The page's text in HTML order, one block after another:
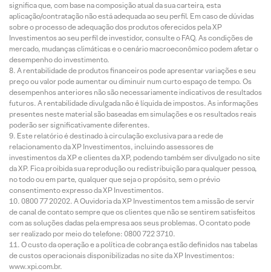
significa que, com base na composição atual da sua carteira, esta
aplicação/contratação não está adequada ao seu perfil. Em caso de dúvidas
sobre o processo de adequação dos produtos oferecidos pela XP
Investimentos ao seu perfil de investidor, consulte o FAQ. As condições de
mercado, mudanças climáticas e o cenário macroeconômico podem afetar o
desempenho do investimento.
A rentabilidade de produtos financeiros pode apresentar variações e seu
preço ou valor pode aumentar ou diminuir num curto espaço de tempo. Os
desempenhos anteriores não são necessariamente indicativos de resultados
futuros. A rentabilidade divulgada não é líquida de impostos. As informações
presentes neste material são baseadas em simulações e os resultados reais
poderão ser significativamente diferentes.
Este relatório é destinado à circulação exclusiva para a rede de
relacionamento da XP Investimentos, incluindo assessores de
investimentos da XP e clientes da XP, podendo também ser divulgado no site
da XP. Fica proibida sua reprodução ou redistribuição para qualquer pessoa,
no todo ou em parte, qualquer que seja o propósito, sem o prévio
consentimento expresso da XP Investimentos.
0800 77 20202. A Ouvidoria da XP Investimentos tem a missão de servir
de canal de contato sempre que os clientes que não se sentirem satisfeitos
com as soluções dadas pela empresa aos seus problemas. O contato pode
ser realizado por meio do telefone: 0800 722 3710.
O custo da operação e a política de cobrança estão definidos nas tabelas
de custos operacionais disponibilizadas no site da XP Investimentos:
www.xpi.com.br.